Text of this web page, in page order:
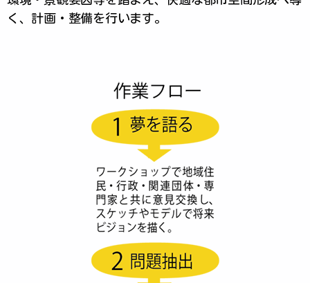
く、計画・整備を行います。